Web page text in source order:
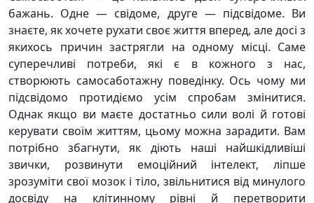
бажань. Одне — свідоме, друге — підсвідоме. Ви
знаєте, як хочете рухати своє життя вперед, але досі з
якихось причин застрягли на одному місці. Саме
суперечливі потреби, які є в кожного з нас,
створюють самосаботажну поведінку. Ось чому ми
підсвідомо протидіємо усім спробам змінитися.
Однак якщо ви маєте достатньо сили волі й готові
керувати своїм життям, цьому можна зарадити. Вам
потрібно збагнути, як діють наші найшкідливіші
звички, розвинути емоційний інтелект, ліпше
зрозуміти свої мозок і тіло, звільнитися від минулого
досвіду на клітинному рівні й перетворити